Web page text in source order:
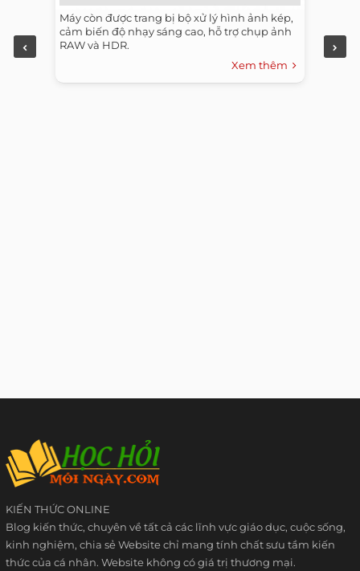
Máy còn được trang bị bộ xử lý hình ảnh kép,
cảm biến độ nhạy sáng cao, hỗ trợ chụp ảnh
RAW và HDR.
Xem thêm
KIẾN THỨC ONLINE
Blog kiến thức, chuyên về tất cả các lĩnh vực giáo dục, cuộc sống,
kinh nghiệm, chia sẻ Website chỉ mang tính chất sưu tầm kiến
thức của cá nhân. Website không có giá trị thương mại.